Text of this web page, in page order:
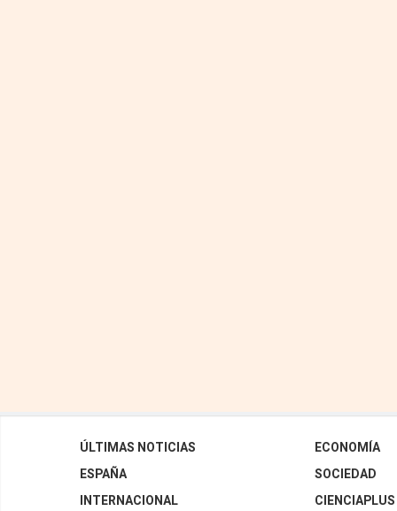
ÚLTIMAS NOTICIAS
ESPAÑA
INTERNACIONAL
ECONOMÍA
SOCIEDAD
CIENCIAPLUS